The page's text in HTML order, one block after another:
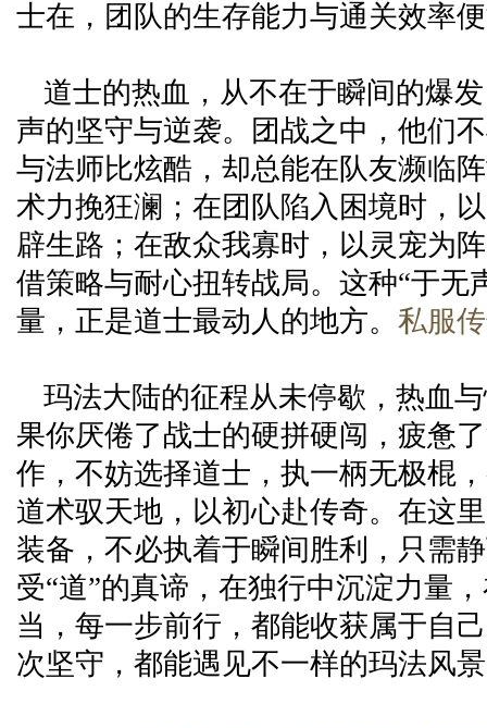
士在，团队的生存能力与通关效率
道士的热血，从不在于瞬间的爆
声的坚守与逆袭。团战之中，他们
与法师比炫酷，却总能在队友濒临
术力挽狂澜；在团队陷入困境时，
辟生路；在敌众我寡时，以灵宠为
借策略与耐心扭转战局。这种“于无
量，正是道士最动人的地方。 私服
玛法大陆的征程从未停歇，热血
果你厌倦了战士的硬拼硬闯，疲惫
作，不妨选择道士，执一柄无极棍
道术驭天地，以初心赴传奇。在这
装备，不必执着于瞬间胜利，只需
受“道”的真谛，在独行中沉淀力量
当，每一步前行，都能收获属于自
次坚守，都能遇见不一样的玛法风